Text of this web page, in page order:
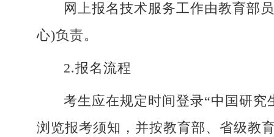
网上报名技术服务工作由教育部
心)负责。
2.报名流程
考生应在规定时间登录“中国研
浏览报考须知，并按教育部、省级教